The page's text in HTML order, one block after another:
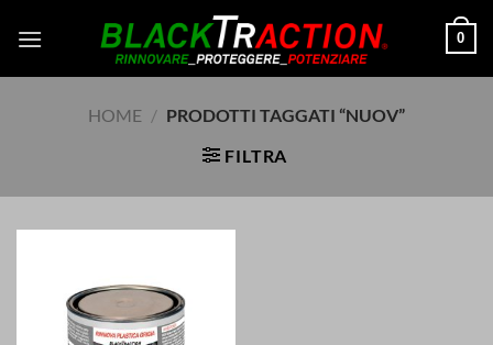
0
HOME / PRODOTTI TAGGATI “NUOV”
FILTRA